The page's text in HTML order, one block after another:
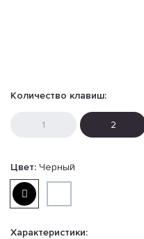
Количество клавиш:
1 2
Цвет: Черный
Характеристики: